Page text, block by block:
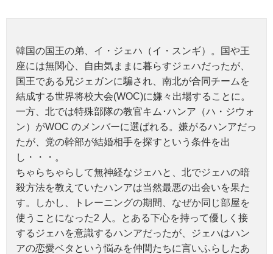
韓国の国王の弟、イ・ジェハ（イ・スンギ）。国や王
座には無関心、自由気ままに暮らすジェハだったが、
国王である兄ジェガンに騙され、南北が合同チームを
結成する世界将校大会(WOC)に嫌々出場することに。
一方、北では特殊部隊の教官キム･ハンア（ハ・ジウォ
ン）がWOC のメンバーに選ばれる。嫌がるハンアだっ
たが、党の幹部が結婚相手を探すという条件を出
し・・・。
ちゃらちゃらして無神経なジェハと、北でジェハの暗
殺方法を教えていたハンアは当然最悪の出会いを果た
す。しかし、トレーニングの期間、なぜか同じ部屋を
使うことになった2 人。とある下心を持って優しく接
するジェハを意識するハンアだったが、ジェハはハン
アの恋愛ベタという悩みを仲間たちに言いふらしたあ